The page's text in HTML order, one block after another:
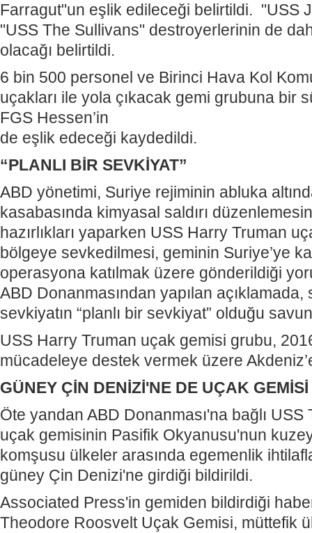
Farragut"un eşlik edileceği belirtildi. "USS
"USS The Sullivans" destroyerlerinin de
olacağı belirtildi.
6 bin 500 personel ve Birinci Hava Kol
uçakları ile yola çıkacak gemi grubuna bir
FGS Hessen’in
de eşlik edeceği kaydedildi.
“PLANLI BİR SEVKİYAT”
ABD yönetimi, Suriye rejiminin abluka
kasabasında kimyasal saldırı
hazırlıkları yaparken USS Harry Truman
bölgeye sevkedilmesi, geminin Suriye’ye
operasyona katılmak üzere gönderildiği
ABD Donanmasından yapılan
sevkiyatın “planlı bir sevkiyat” olduğu
USS Harry Truman uçak gemisi grubu,
mücadeleye destek vermek üzere
GÜNEY ÇİN DENİZİ'NE DE UÇAK GEMİSİ
Öte yandan ABD Donanması'na bağlı
uçak gemisinin Pasifik Okyanusu'nun
komşusu ülkeler arasında egemenlik
güney Çin Denizi'ne girdiği bildirildi.
Associated Press'in gemiden bildirdiği
Theodore Roosvelt Uçak Gemisi, müttefik